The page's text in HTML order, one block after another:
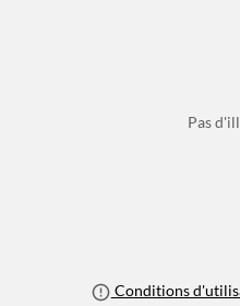
Pas
Conditions